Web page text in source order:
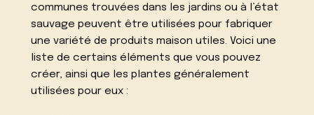
communes trouvées dans les jardins ou à l’état
sauvage peuvent être utilisées pour fabriquer
une variété de produits maison utiles. Voici une
liste de certains éléments que vous pouvez
créer, ainsi que les plantes généralement
utilisées pour eux :